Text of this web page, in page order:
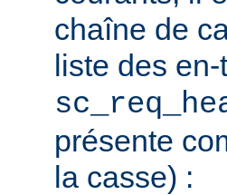
chaîne de
liste des
présente
la casse) :